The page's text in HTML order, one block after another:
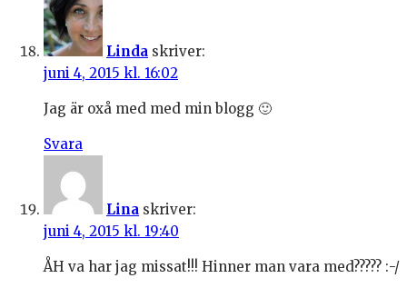
Linda skriver:
juni 4, 2015 kl. 16:02
Jag är oxå med med min blogg 🙂
Svara
Lina skriver:
juni 4, 2015 kl. 19:40
ÅH va har jag missat!!! Hinner man vara med????? :-/